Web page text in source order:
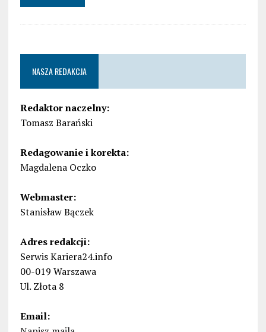
NASZA REDAKCJA
Redaktor naczelny:
Tomasz Barański
Redagowanie i korekta:
Magdalena Oczko
Webmaster:
Stanisław Bączek
Adres redakcji:
Serwis Kariera24.info
00-019 Warszawa
Ul. Złota 8
Email: